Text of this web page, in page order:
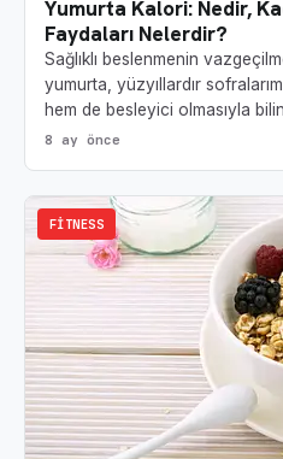
Yumurta Kalori: Nedir,
Faydaları Nelerdir?
Sağlıklı beslenmenin
yumurta, yüzyıllardır
hem de besleyici olmasıyla
8 ay önce
FITNESS